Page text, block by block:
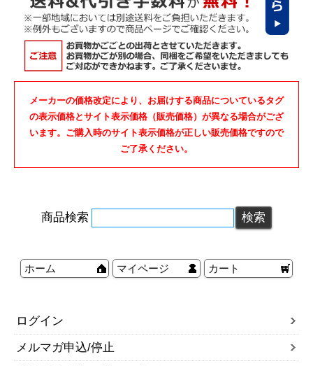
メーカーの価格改定により、お届けする商品についているタグ
の表示価格とサイト表示価格（販売価格）が異なる場合がござ
います。ご購入時のサイト表示価格が正しい販売価格ですので
ご了承ください。
商品検索
ホーム マイページ カート
ログイン
メルマガ申込/停止